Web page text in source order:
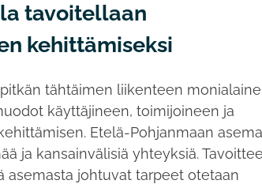
tavoitellaan
kehittämiseksi
tähtäimen liikenteen
käyttäjineen, toimijoineen ja
Etelä-Pohjanmaan
ja kansainvälisiä yhteyksiä.
asemasta johtuvat tarpeet otetaan